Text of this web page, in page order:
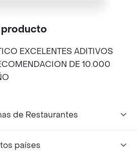
EXCELENTES ADITIVOS
DE 10.000
de Restaurantes
países